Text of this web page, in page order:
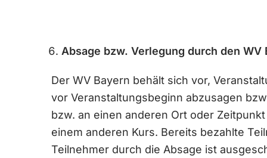
Absage bzw. Verlegung durch den WV
Der WV Bayern behält sich vor,
vor Veranstaltungsbeginn abzusagen
bzw. an einen anderen Ort oder
einem anderen Kurs. Bereits bezahlte
Teilnehmer durch die Absage ist